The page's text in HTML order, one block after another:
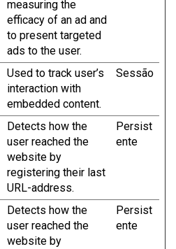
measuring the
efficacy of an ad and
to present targeted
ads to the user.
Used to track user’s
interaction with
embedded content.
Sessão
Detects how the
user reached the
website by
registering their last
URL-address.
Persist
ente
Detects how the
user reached the
website by
Persist
ente